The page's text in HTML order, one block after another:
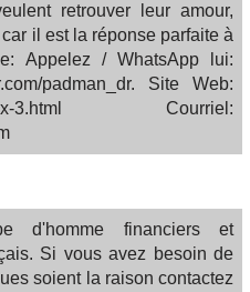
retrouver leur amour,
il est la réponse parfaite à
Appelez / WhatsApp lui:
padman_dr. Site Web:
index-3.html Courriel:
d'homme financiers et
Si vous avez besoin de
soient la raison contactez